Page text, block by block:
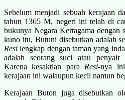
Sebelum menjadi sebuah kerajaan
tahun 1365 M, negeri ini telah di
bukunya Negara Kertagama dengan
kuno itu, Butuni disebutkan adalah
Resi lengkap dengan taman yang
adalah seorang suci atau penyair
Karena kesaktian para Resi-nya
kerajaan ini walaupun kecil namun
Kerajaan Buton juga disebutkan